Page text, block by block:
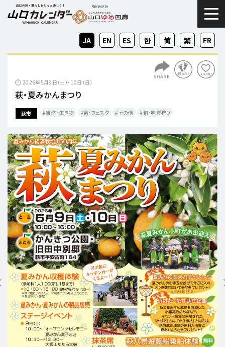
ZH-
CN
ZH-
TW
EN FR
JA KO
ES
2026年5月9日（土）・10日（日）
萩・夏みかんまつり
萩市 自然・生き物 祭・フェスタ その他 旬・味覚狩り